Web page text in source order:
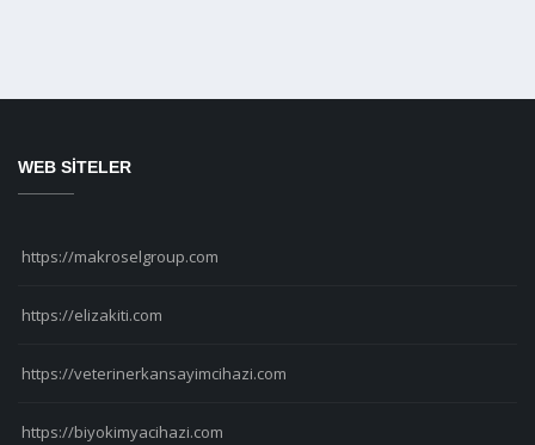
WEB SİTELER
https://makroselgroup.com
https://elizakiti.com
https://veterinerkansayimcihazi.com
https://biyokimyacihazi.com